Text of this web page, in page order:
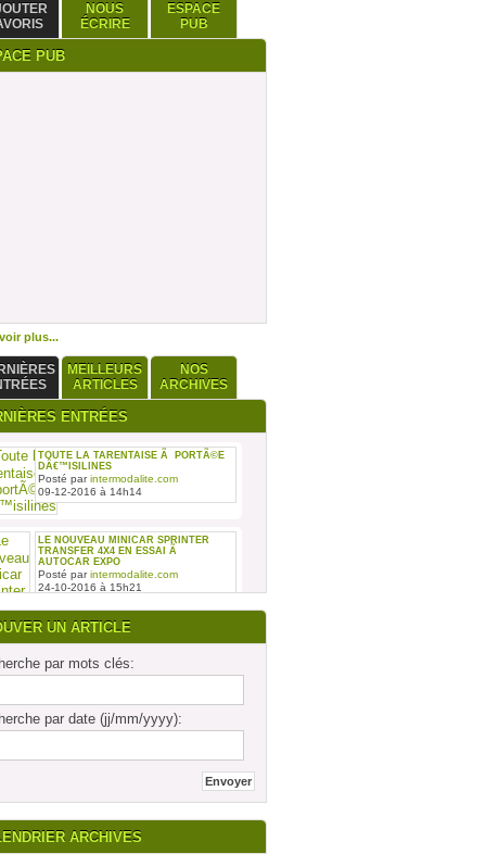
NOUS
ÉCRIRE
ESPACE
PUB
PUB
plus...
MEILLEURS
ARTICLES
NOS
ARCHIVES
ENTRÉES
TOUTE LA TARENTAISE Ã PORTÃ©E
DÂ€™ISILINES
Posté parintermodalite.com
09-12-2016 à 14h14
LE NOUVEAU MINICAR SPRINTER
TRANSFER 4X4 EN ESSAI Ã
AUTOCAR EXPO
Posté parintermodalite.com
24-10-2016 à 15h21
REMISE DES SIX PREMIERS INTOURO
MERCEDES-BENZ ASSEMBLÃ©S SUR
LE SITE DAIMLER BUSES DE LIGNY-
28-09-2016 à 17h19
UN ARTICLE
par mots clés:
par date (jj/mm/yyyy):
ARCHIVES